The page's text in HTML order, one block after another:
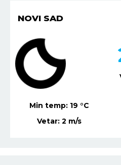
NOVI SAD
Min temp: 19 °C
Vetar:2 m/s